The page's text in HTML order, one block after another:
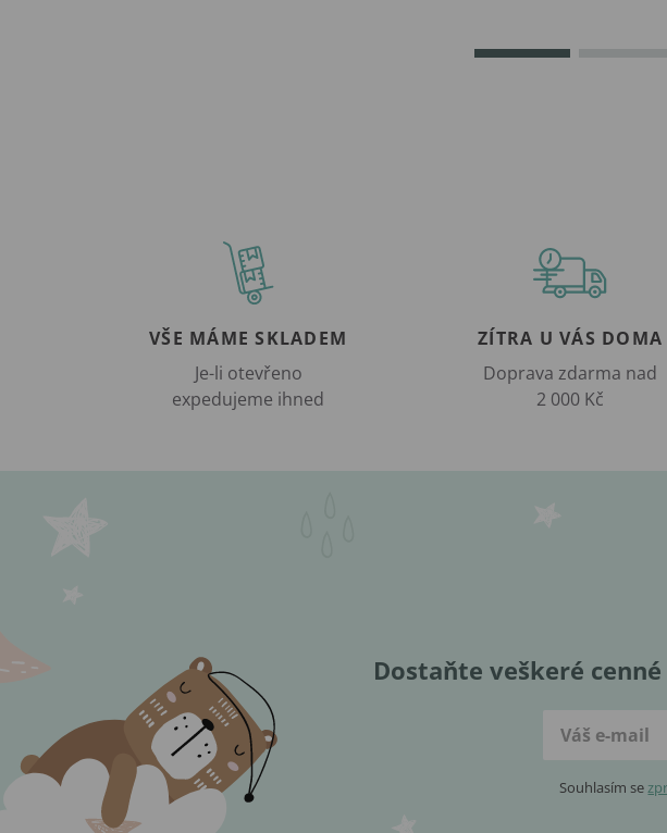
VŠE MÁME SKLADEM
Je-li otevřeno
expedujeme ihned
ZÍTRA U VÁS DOMA
Doprava zdarma nad
2 000 Kč
Dostaňte veškeré
Souhlasím se